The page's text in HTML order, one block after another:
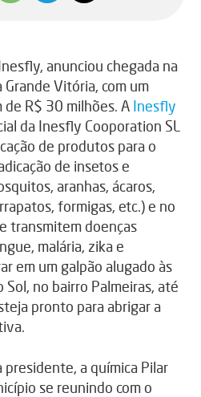
anunciou chegada na
Grande Vitória, com um
R$ 30 milhões. A Inesfly
da Inesfly Cooporation SL
de produtos para o
de insetos e
aranhas, ácaros,
formigas, etc.) e no
transmitem doenças
malária, zika e
em um galpão alugado às
Sol, no bairro Palmeiras, até
pronto para abrigar a
a química Pilar
se reunindo com o